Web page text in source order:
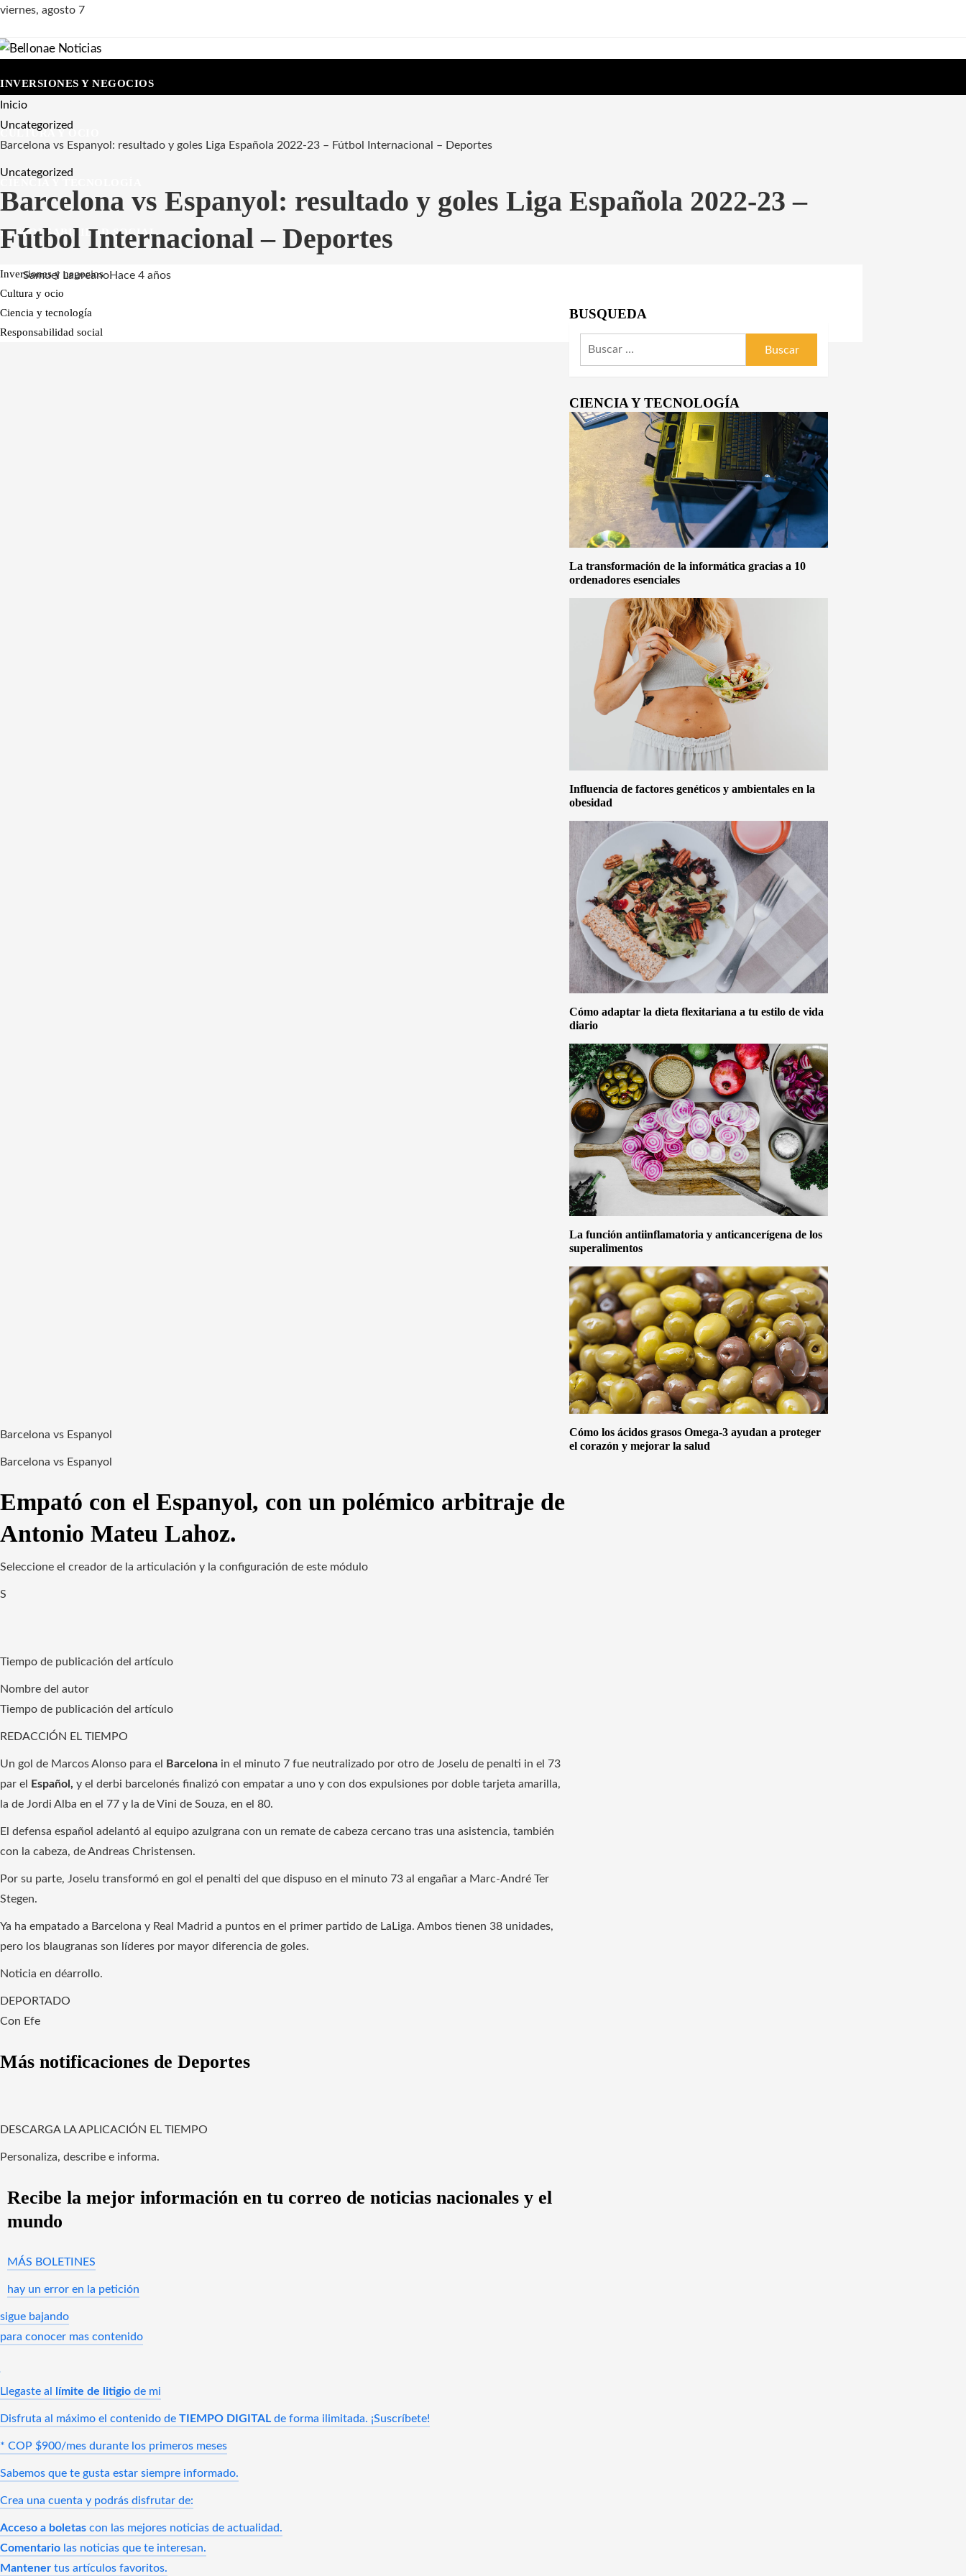
viernes, agosto 7
INVERSIONES Y NEGOCIOS
CULTURA Y OCIO
RESPONSABILIDAD SOCIAL
Inversiones y negocios
Cultura y ocio
Ciencia y tecnología
Responsabilidad social
Inicio
Uncategorized
Barcelona vs Espanyol: resultado y goles Liga Española 2022-23 – Fútbol Internacional – Deportes
Uncategorized
Barcelona vs Espanyol: resultado y goles Liga Española 2022-23 –
Fútbol Internacional – Deportes
Samuel LaureanoHace 4 años
Barcelona vs Espanyol
Barcelona vs Espanyol
Empató con el Espanyol, con un polémico arbitraje de
Antonio Mateu Lahoz.
Seleccione el creador de la articulación y la configuración de este módulo
S
Tiempo de publicación del artículo
Nombre del autor
Tiempo de publicación del artículo
REDACCIÓN EL TIEMPO
Un gol de Marcos Alonso para el Barcelona in el minuto 7 fue neutralizado por otro de Joselu de penalti in el 73
par el
Español, y el derbi barcelonés finalizó con empatar a uno y con dos expulsiones por doble tarjeta amarilla,
la de Jordi Alba en el 77 y la de Vini de Souza, en el 80.
El defensa español adelantó al equipo azulgrana con un remate de cabeza cercano tras una asistencia, también
con la cabeza, de Andreas Christensen.
Por su parte, Joselu transformó en gol el penalti del que dispuso en el minuto 73 al engañar a Marc-André Ter
Stegen.
Ya ha empatado a Barcelona y Real Madrid a puntos en el primer partido de LaLiga. Ambos tienen 38 unidades,
pero los blaugranas son líderes por mayor diferencia de goles.
Noticia en déarrollo.
DEPORTADO
Con Efe
Más notificaciones de Deportes
DESCARGA LA APLICACIÓN EL TIEMPO
Personaliza, describe e informa.
Recibe la mejor información en tu correo de noticias nacionales y el
mundo
MÁS BOLETINES
hay un error en la petición
sigue bajando
para conocer mas contenido
Llegaste al límite de litigio de mi
Disfruta al máximo el contenido de TIEMPO DIGITAL de forma ilimitada. ¡Suscríbete!
* COP $900/mes durante los primeros meses
Sabemos que te gusta estar siempre informado.
Crea una cuenta y podrás disfrutar de:
Acceso a boletas con las mejores noticias de actualidad.
Comentario las noticias que te interesan.
Mantener tus artículos favoritos.
BUSQUEDA
Buscar:
CIENCIA Y TECNOLOGÍA
La transformación de la informática gracias a 10
ordenadores esenciales
Influencia de factores genéticos y ambientales en la
obesidad
Cómo adaptar la dieta flexitariana a tu estilo de vida
diario
La función antiinflamatoria y anticancerígena de los
superalimentos
Cómo los ácidos grasos Omega-3 ayudan a proteger
el corazón y mejorar la salud